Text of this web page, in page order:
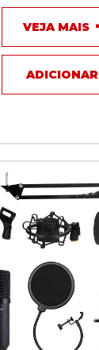
VEJA MAIS
ADICIONAR